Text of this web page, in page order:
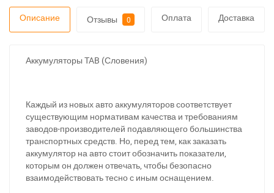
Описание Отзывы 0 Оплата Доставка
Аккумуляторы TAB (Словения)
Каждый из новых авто аккумуляторов соответствует
существующим нормативам качества и требованиям
заводов-производителей подавляющего большинства
транспортных средств. Но, перед тем, как заказать
аккумулятор на авто стоит обозначить показатели,
которым он должен отвечать, чтобы безопасно
взаимодействовать тесно с иным оснащением.